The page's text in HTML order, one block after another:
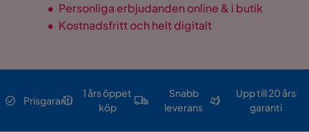
• Personliga erbjudanden online & i butik
• Kostnadsfritt och helt digitalt
Prisgaranti
1 års öppet
köp
Snabb
leverans
Upp till 20 års
garanti